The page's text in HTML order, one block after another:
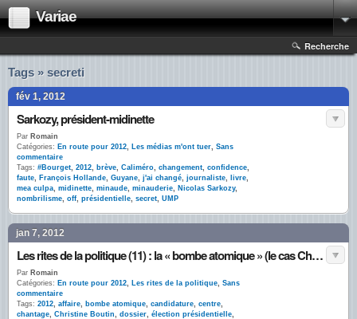
Variae
Recherche
Tags » secreti
fév 1, 2012
Sarkozy, président-midinette
Par Romain
Catégories: En route pour 2012, Les médias m'ont tuer, Sans
commentaire
Tags: #Bourget, 2012, brève, Caliméro, changement, confidence,
faute, François Hollande, Guyane, j'ai changé, journaliste, livre,
mea culpa, midinette, minaude, minauderie, Nicolas Sarkozy,
nombrilisme, off, présidentielle, secret, UMP
jan 7, 2012
Les rites de la politique (11) : la « bombe atomique » (le cas Christine Boutin)
Par Romain
Catégories: En route pour 2012, Les rites de la politique, Sans
commentaire
Tags: 2012, affaire, bombe atomique, candidature, centre,
chantage, Christine Boutin, dossier, élection présidentielle,